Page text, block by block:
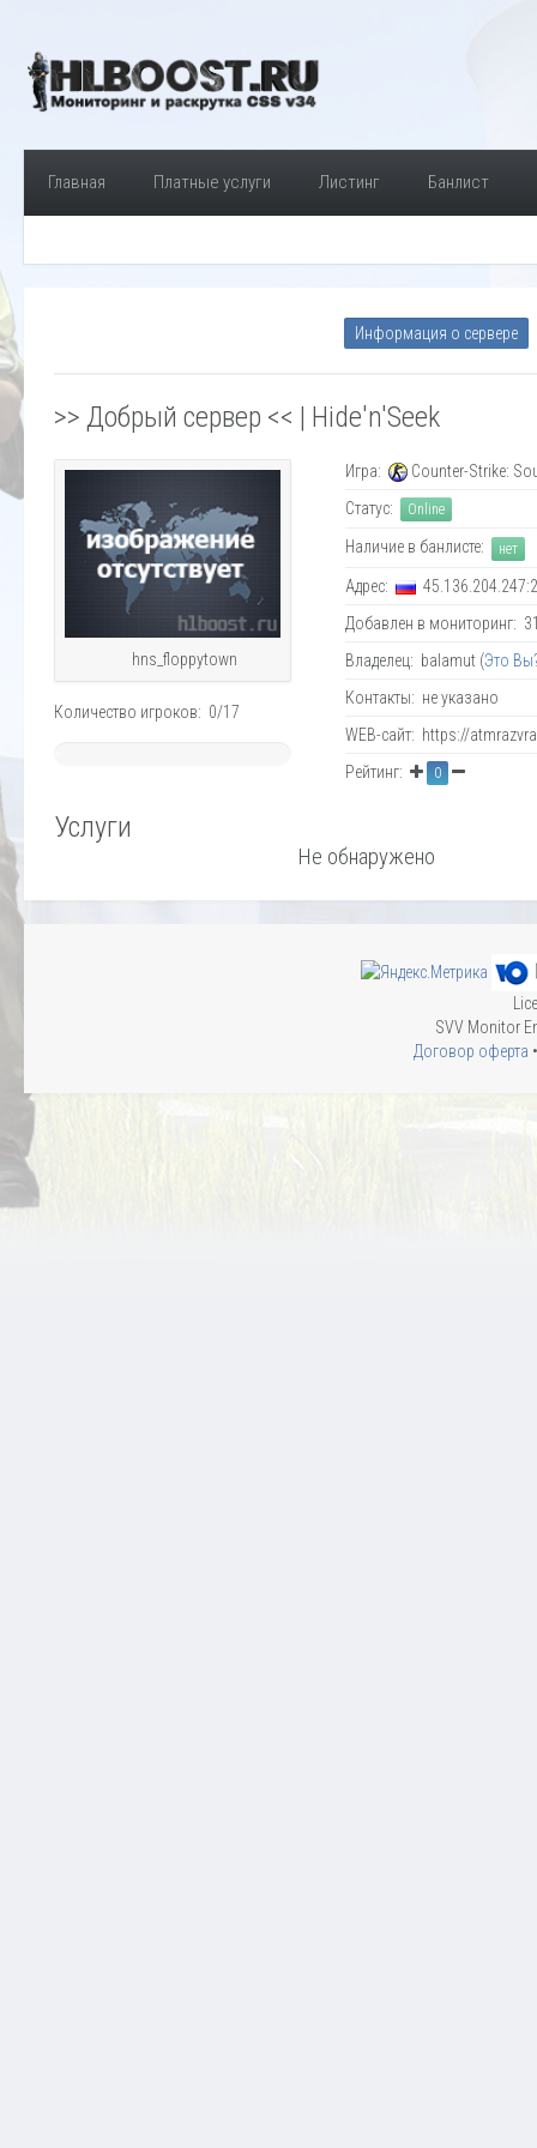
Главная Платные услуги Листинг Банлист
Информация о сервере
>> Добрый сервер << | Hide'n'Seek
hns_floppytown
Количество игроков: 0/17
Игра:
Counter-Strike:
Статус:
Online
Наличие в банлисте: нет
Адрес:
Добавлен в мониторинг:
Владелец: balamut (Это
Контакты: не указано
WEB-сайт: https://
Рейтинг:
0
Услуги
Не обнаружено
SVV Monitor
Договор оферта